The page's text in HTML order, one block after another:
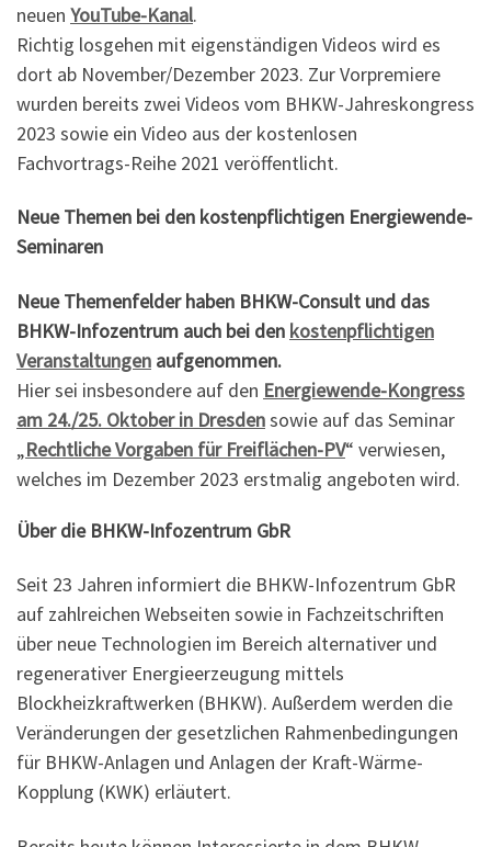
neuen YouTube-Kanal.
Richtig losgehen mit eigenständigen Videos wird es
dort ab November/Dezember 2023. Zur Vorpremiere
wurden bereits zwei Videos vom BHKW-Jahreskongress
2023 sowie ein Video aus der kostenlosen
Fachvortrags-Reihe 2021 veröffentlicht.
Neue Themen bei den kostenpflichtigen Energiewende-
Seminaren
Neue Themenfelder haben BHKW-Consult und das
BHKW-Infozentrum auch bei den kostenpflichtigen
Veranstaltungen aufgenommen.
Hier sei insbesondere auf den Energiewende-Kongress
am 24./25. Oktober in Dresdensowie auf das Seminar
„Rechtliche Vorgaben für Freiflächen-PV“ verwiesen,
welches im Dezember 2023 erstmalig angeboten wird.
Über die BHKW-Infozentrum GbR
Seit 23 Jahren informiert die BHKW-Infozentrum GbR
auf zahlreichen Webseiten sowie in Fachzeitschriften
über neue Technologien im Bereich alternativer und
regenerativer Energieerzeugung mittels
Blockheizkraftwerken (BHKW). Außerdem werden die
Veränderungen der gesetzlichen Rahmenbedingungen
für BHKW-Anlagen und Anlagen der Kraft-Wärme-
Kopplung (KWK) erläutert.